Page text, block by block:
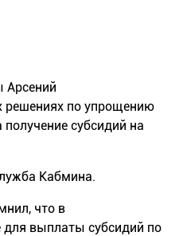
Арсений
решениях по упрощению
субсидий на
Кабмина.
что в
выплаты субсидий по